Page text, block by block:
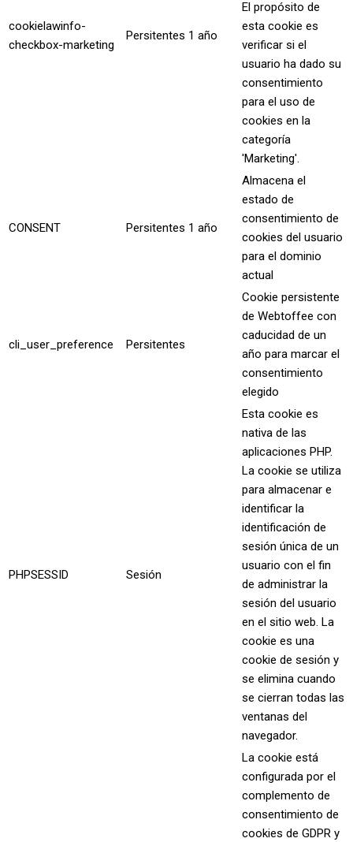
cookielawinfo-
checkbox-marketing
Persitentes 1 año
El propósito de
esta cookie es
verificar si el
usuario ha dado su
consentimiento
para el uso de
cookies en la
categoría
'Marketing'.
CONSENT Persitentes 1 año
Almacena el
estado de
consentimiento de
cookies del usuario
para el dominio
actual
cli_user_preference Persitentes
Cookie persistente
de Webtoffee con
caducidad de un
año para marcar el
consentimiento
elegido
PHPSESSID Sesión
Esta cookie es
nativa de las
aplicaciones PHP.
La cookie se utiliza
para almacenar e
identificar la
identificación de
sesión única de un
usuario con el fin
de administrar la
sesión del usuario
en el sitio web. La
cookie es una
cookie de sesión y
se elimina cuando
se cierran todas las
ventanas del
navegador.
La cookie está
configurada por el
complemento de
consentimiento de
cookies de GDPR y